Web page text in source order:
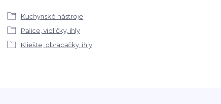
Kuchynské nástroje
Palice, vidličky, ihly
Kliešte, obracačky, ihly